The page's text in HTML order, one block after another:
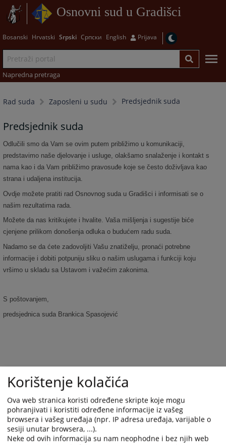
Osnovni sud u Gradišci
Bosanski Hrvatski Srpski Српски English Prijava
Napredna pretraga
Rad suda Zaposleni u sudu Predsjednik suda
Predsjednik suda
Odlučili smo da Vam se ovim putem približimo u komunikaciji,
predstavimo naše djelovanje i usluge, olakšamo snalaženje i kontakt s
nama kao i da Vam približimo pravosuđe koje se često doživljava kao
strana i udaljena institucija.
Ovdje možete pratiti rad Osnovnog suda u Gradišci i informisati se o
našim rezultatima rada.
Možete da nas kritikujete i hvalite. Vaša mišljenja i sugestije biće
cjenjene prilikom donošenja odluka o budućem radu suda.
Nadamo se da ćete zadovoljiti Vašu znatiželju, pronaći potrebne
informacije i dobiti potpuniju sliku o našim uslugama i funkciji koju
vršimo u skladu sa Ustavom i važećim zakonima.
S poštovanjem,
predsjednica suda Brankica Spasojević
6221 PREGLEDA
Korištenje kolačića
Ova web stranica koristi određene skripte koje mogu
pohranjivati i koristiti određene informacije iz vašeg
browsera i vašeg uređaja (npr. IP adresa uređaja, varijable o
sesiji unutar browsera, ...).
Neke od ovih informacija su nam neophodne i bez njih web